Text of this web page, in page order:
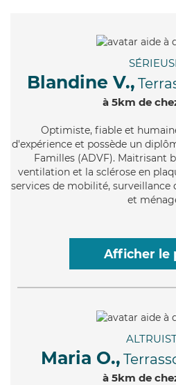
Blandine V.,
à 5km de
Optimiste, fiable et
d'expérience et possède un
Familles (ADVF). Maitrisant
ventilation et la sclérose en
services de mobilité,
et
Afficher le
Maria O.,
à 5km de